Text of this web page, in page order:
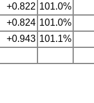
+0.822 101.0%
+0.824 101.0%
+0.943 101.1%